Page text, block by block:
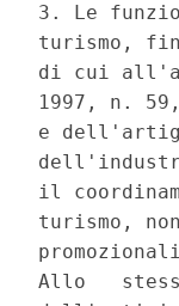
3. Le
turismo,
di cui
1997, n.
e
il
turismo,
Allo